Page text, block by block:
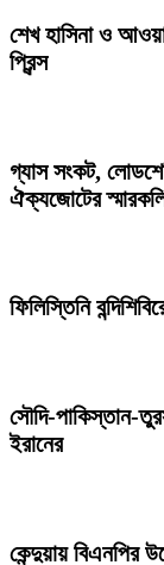
শেখ হাসিনা ও
প্রিন্স
গ্যাস সংকট,
ঐক্যজোটের
ফিলিস্তিনি
সৌদি-পাকিস্তান-
ইরানের
কেন্দুয়ায় বিএনপির